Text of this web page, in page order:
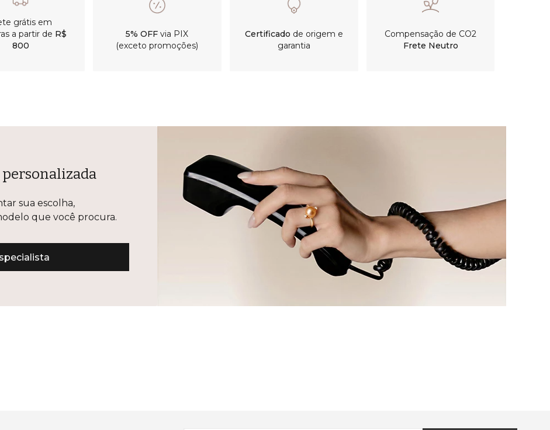
grátis em
a partir de R$
800
5% OFF via PIX
(exceto promoções)
Certificado de origem e
garantia
Compensação de CO2
Frete Neutro
sua escolha,
que você procura.